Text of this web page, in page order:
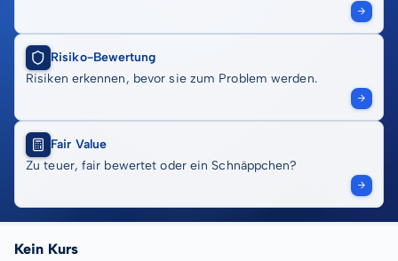
Risiko-Bewertung
Risiken erkennen, bevor sie zum Problem werden.
Fair Value
Zu teuer, fair bewertet oder ein Schnäppchen?
Kein Kurs